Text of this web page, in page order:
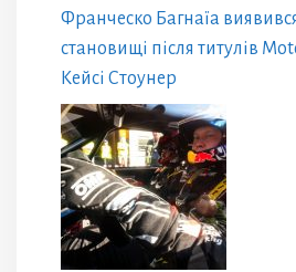
Франческо Багнаїа
становищі після титулів
Кейсі Стоунер